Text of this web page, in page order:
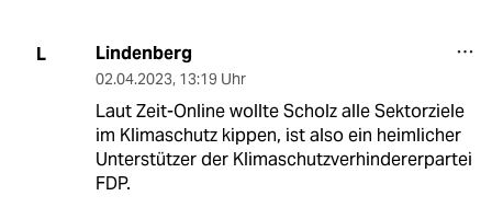
L Lindenberg
02.04.2023, 13:19 Uhr
Laut Zeit-Online wollte Scholz alle Sektorziele
im Klimaschutz kippen, ist also ein heimlicher
Unterstützer der Klimaschutzverhindererpartei
FDP.